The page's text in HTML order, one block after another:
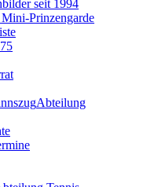
seit 1994
Prinzengarde
Abteilung